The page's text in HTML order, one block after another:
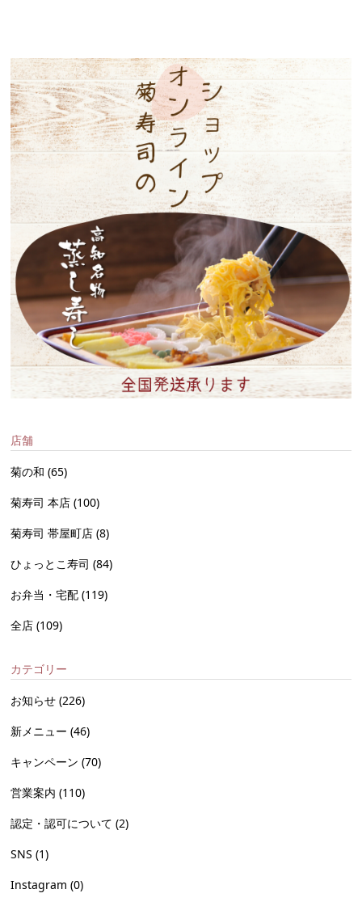
店舗
菊の和(65)
菊寿司 本店(100)
菊寿司 帯屋町店(8)
ひょっとこ寿司(84)
お弁当・宅配(119)
全店(109)
カテゴリー
お知らせ(226)
新メニュー(46)
キャンペーン(70)
営業案内(110)
認定・認可について(2)
SNS(1)
Instagram(0)